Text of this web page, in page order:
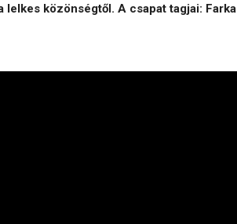
közönségtől. A csapat tagjai: